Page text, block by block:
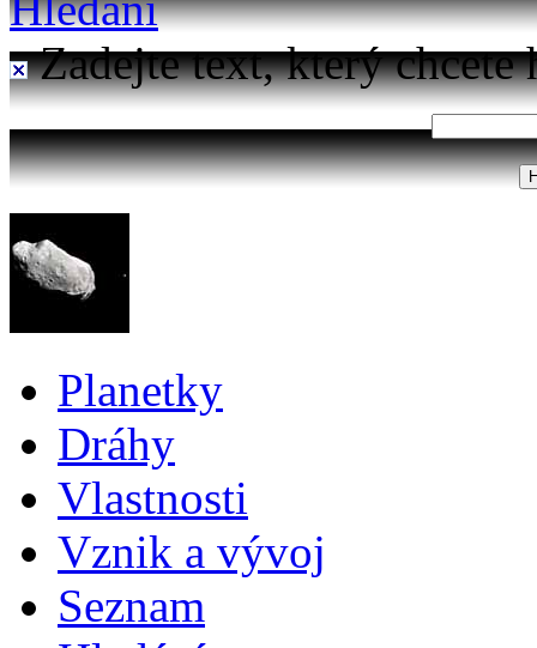
Zadejte text, který chcete
Planetky
Dráhy
Vlastnosti
Vznik a vývoj
Seznam